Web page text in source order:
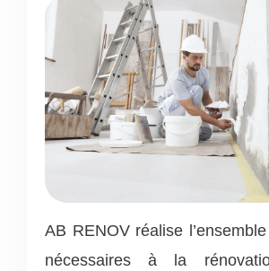
AB RENOV réalise
nécessaires à la